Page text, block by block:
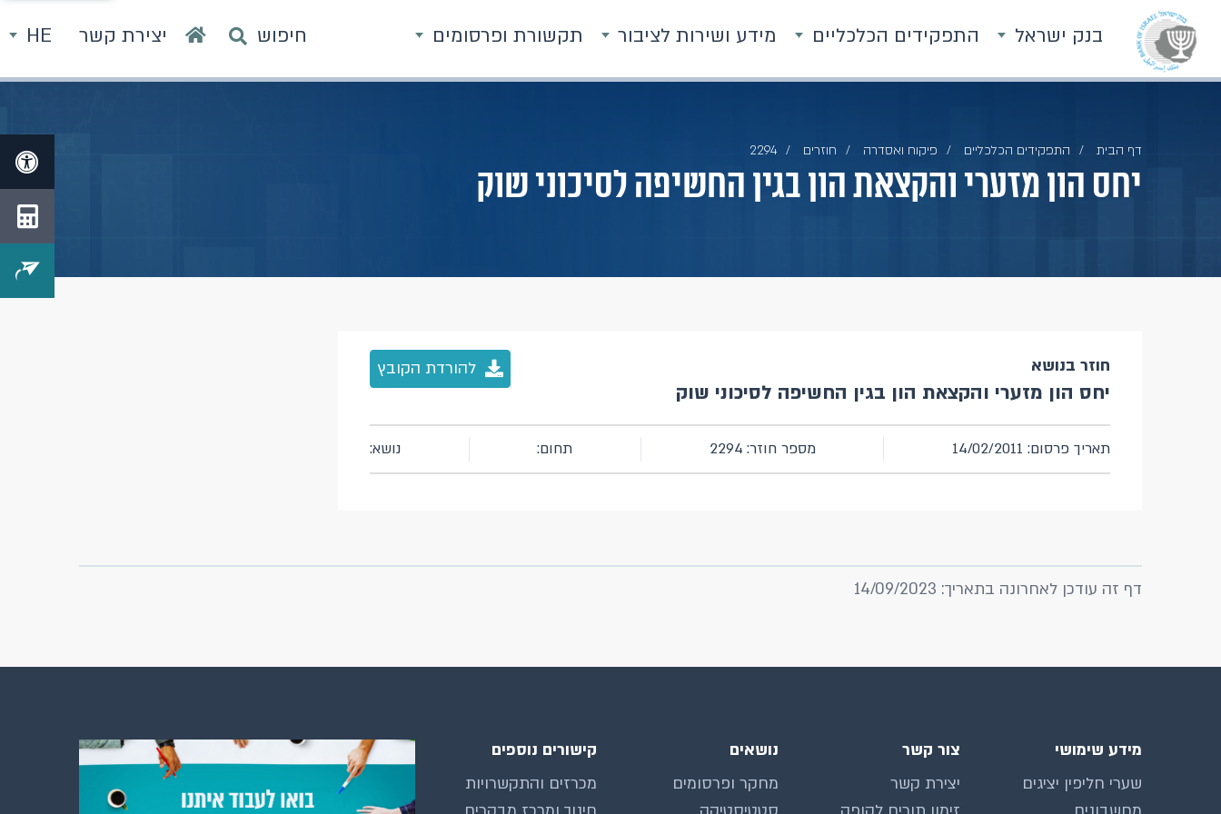
בנק ישראל התפקידים הכלכליים מידע ושירות לציבור תקשורת ופרסומים חיפוש יצירת קשר HE
דף הבית התפקידים הכלכליים פיקוח ואסדרה חוזרים 2294
יחס הון מזערי והקצאת הון בגין החשיפה לסיכוני שוק
חוזר בנושא
יחס הון מזערי והקצאת הון בגין החשיפה לסיכוני שוק
להורדת הקובץ
תאריך פרסום: 14/02/2011 מספר חוזר: 2294 תחום: נושא:
דף זה עודכן לאחרונה בתאריך: 14/09/2023
מידע שימושי
שערי חליפין יציגים
צור קשר
יצירת קשר
נושאים
מחקר ופרסומים
קישורים נוספים
מכרזים והתקשרויות